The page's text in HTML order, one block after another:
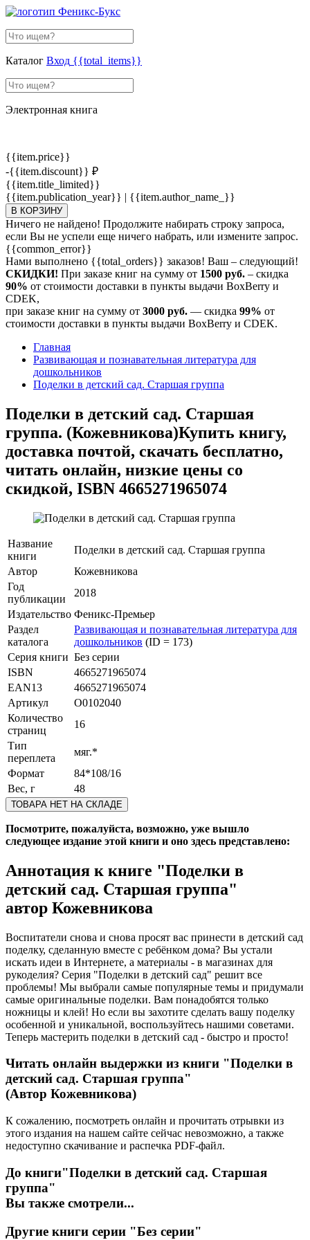
Каталог Вход {{total_items}}
Электронная книга
{{item.price}}
-{{item.discount}} ₽
{{item.title_limited}}
{{item.publication_year}} | {{item.author_name_}}
В КОРЗИНУ
Ничего не найдено! Продолжите набирать строку запроса,
если Вы не успели еще ничего набрать, или измените запрос.
{{common_error}}
Нами выполнено {{total_orders}} заказов! Ваш – следующий!
СКИДКИ! При заказе книг на сумму от 1500 руб. – скидка
90% от стоимости доставки в пункты выдачи BoxBerry и
CDEK,
при заказе книг на сумму от 3000 руб. — скидка 99% от
стоимости доставки в пункты выдачи BoxBerry и CDEK.
Главная
Развивающая и познавательная литература для
дошкольников
Поделки в детский сад. Старшая группа
Поделки в детский сад. Старшая
группа. (Кожевникова)Купить книгу,
доставка почтой, скачать бесплатно,
читать онлайн, низкие цены со
скидкой, ISBN 4665271965074
Название
книги
Поделки в детский сад. Старшая группа
Автор
Кожевникова
Год
публикации
2018
Издательство Феникс-Премьер
Раздел
каталога
Развивающая и познавательная литература для
дошкольников (ID = 173)
Серия книги Без серии
ISBN
4665271965074
EAN13
4665271965074
Артикул
O0102040
Количество
страниц
16
Тип
переплета
мяг.*
Формат
84*108/16
Вес, г
48
ТОВАРА НЕТ НА СКЛАДЕ
Посмотрите, пожалуйста, возможно, уже вышло
следующее издание этой книги и оно здесь представлено:
Аннотация к книге "Поделки в
детский сад. Старшая группа"
автор Кожевникова
Воспитатели снова и снова просят вас принести в детский сад
поделку, сделанную вместе с ребёнком дома? Вы устали
искать идеи в Интернете, а материалы - в магазинах для
рукоделия? Серия "Поделки в детский сад" решит все
проблемы! Мы выбрали самые популярные темы и придумали
самые оригинальные поделки. Вам понадобятся только
ножницы и клей! Но если вы захотите сделать вашу поделку
особенной и уникальной, воспользуйтесь нашими советами.
Теперь мастерить поделки в детский сад - быстро и просто!
Читать онлайн выдержки из книги "Поделки в
детский сад. Старшая группа"
(Автор Кожевникова)
К сожалению, посмотреть онлайн и прочитать отрывки из
этого издания на нашем сайте сейчас невозможно, а также
недоступно скачивание и распечка PDF-файл.
До книги"Поделки в детский сад. Старшая
группа"
Вы также смотрели...
Другие книги серии "Без серии"